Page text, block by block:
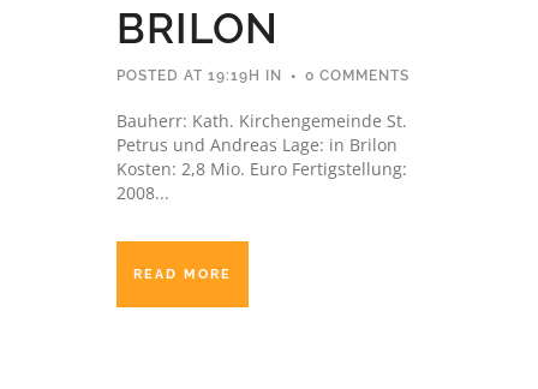
BRILON
POSTED AT 19:19H IN 0 COMMENTS
Bauherr: Kath. Kirchengemeinde St.
Petrus und Andreas Lage: in Brilon
Kosten: 2,8 Mio. Euro Fertigstellung:
2008...
READ MORE